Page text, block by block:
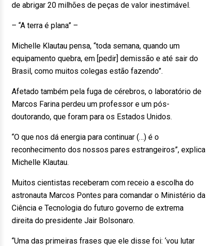
de abrigar 20 milhões de peças de valor inestimável.
– “A terra é plana” –
Michelle Klautau pensa, “toda semana, quando um
equipamento quebra, em [pedir] demissão e até sair do
Brasil, como muitos colegas estão fazendo”.
Afetado também pela fuga de cérebros, o laboratório de
Marcos Farina perdeu um professor e um pós-
doutorando, que foram para os Estados Unidos.
“O que nos dá energia para continuar (…) é o
reconhecimento dos nossos pares estrangeiros”, explica
Michelle Klautau.
Muitos cientistas receberam com receio a escolha do
astronauta Marcos Pontes para comandar o Ministério da
Ciência e Tecnologia do futuro governo de extrema
direita do presidente Jair Bolsonaro.
“Uma das primeiras frases que ele disse foi: ‘vou lutar